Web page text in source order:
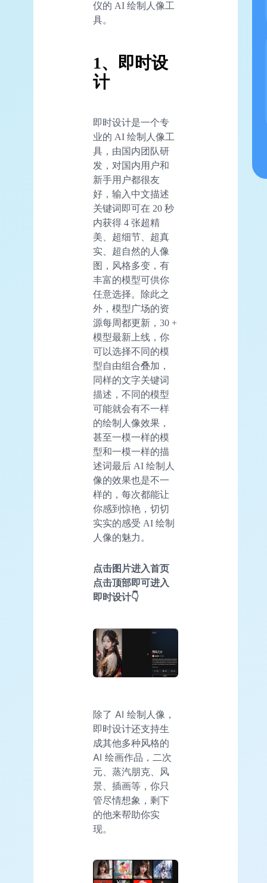
仪的 AI 绘制人像工
具。
1、即时设
计
即时设计是一个专
业的 AI 绘制人像工
具，由国内团队研
发，对国内用户和
新手用户都很友
好，输入中文描述
关键词即可在 20 秒
内获得 4 张超精
美、超细节、超真
实、超自然的人像
图，风格多变，有
丰富的模型可供你
任意选择。除此之
外，模型广场的资
源每周都更新，30 +
模型最新上线，你
可以选择不同的模
型自由组合叠加，
同样的文字关键词
描述，不同的模型
可能就会有不一样
的绘制人像效果，
甚至一模一样的模
型和一模一样的描
述词最后 AI 绘制人
像的效果也是不一
样的，每次都能让
你感到惊艳，切切
实实的感受 AI 绘制
人像的魅力。
点击图片进入首页
点击顶部即可进入
即时设计👇
除了 AI 绘制人像，
即时设计还支持生
成其他多种风格的
AI 绘画作品，二次
元、蒸汽朋克、风
景、插画等，你只
管尽情想象，剩下
的他来帮助你实
现。